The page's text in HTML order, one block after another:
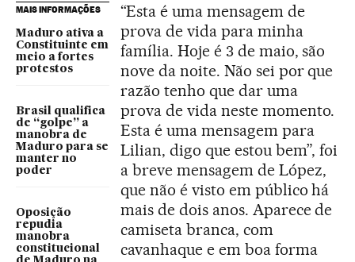
MAIS INFORMAÇÕES
Maduro ativa a
Constituinte em
meio a fortes
protestos
Brasil qualifica
de “golpe” a
manobra de
Maduro para se
manter no
poder
Oposição
repudia
manobra
constitucional
“Esta é uma mensagem de
prova de vida para minha
família. Hoje é 3 de maio, são
nove da noite. Não sei por que
razão tenho que dar uma
prova de vida neste momento.
Esta é uma mensagem para
Lilian, digo que estou bem”, foi
a breve mensagem de López,
que não é visto em público há
mais de dois anos. Aparece de
camiseta branca, com
cavanhaque e em boa forma